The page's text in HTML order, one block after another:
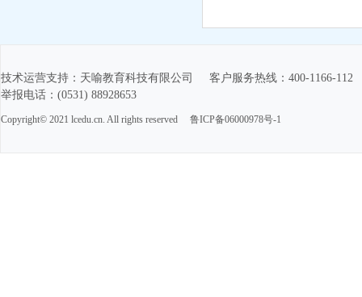
技术运营支持：天喻教育科技有限公司 客户服务热线：400-1166-112
举报电话：(0531) 88928653
Copyright© 2021 lcedu.cn. All rights reserved 鲁ICP备06000978号-1